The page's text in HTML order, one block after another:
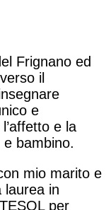
Frignano ed
il
e
e la
bambino.
mio marito e
laurea in
per